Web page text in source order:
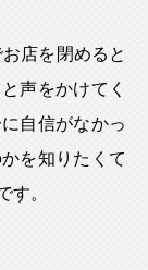
店を閉めると
声をかけてく
自信がなかっ
を知りたくて
す。